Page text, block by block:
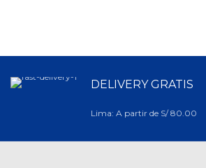
DELIVERY GRATIS
Lima: A partir de S/ 80.00